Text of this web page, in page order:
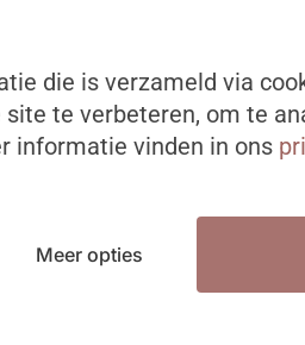
maar ook getest.
brede lijst van
en hoe die zich tot
kaart van future
bij meer dan
Daaruit bleek dat wie
later ook daadwerkelijk
gehouden met
die is verzameld via
te verbeteren, om te
informatie vinden in ons
Meer opties